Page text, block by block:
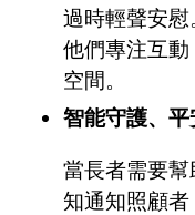
過時輕聲安
他們專注互
空間。
智能守護、平
當長者需要
知通知照顧